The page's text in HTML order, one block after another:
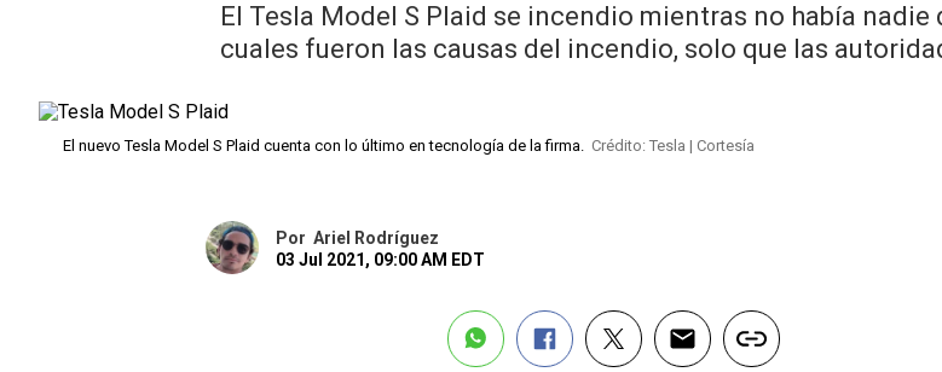
El Tesla Model S Plaid se incendio mientras no había
cuales fueron las causas del incendio, solo que las
El nuevo Tesla Model S Plaid cuenta con lo último en tecnología de la firma. Crédito: Tesla | Cortesía
Por Ariel Rodríguez
03 Jul 2021, 09:00 AM EDT